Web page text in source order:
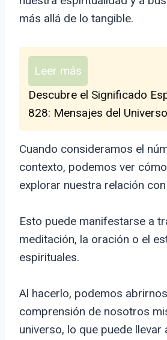
más allá de lo tangible.
Leer más
Descubre el Significado
828: Mensajes del Universo
Cuando consideramos el
contexto, podemos ver
explorar nuestra relación
Esto puede manifestarse a
meditación, la oración o el
espirituales.
Al hacerlo, podemos
comprensión de nosotros
universo, lo que puede llevar